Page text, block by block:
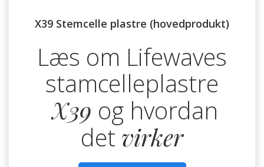
X39 Stemcelle plastre (hovedprodukt)
Læs om Lifewaves
stamcelleplastre
X39 og hvordan
det virker